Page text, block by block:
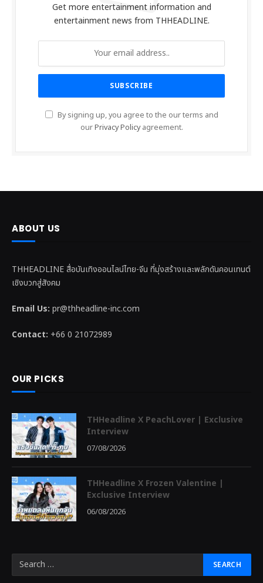
Get more entertainment information and
entertainment news from THHEADLINE.
By signing up, you agree to the our terms and
ourPrivacy Policyagreement.
ABOUT US
THHEADLINE สื่อบันเทิงออนไลน์ไทย-จีน ที่มุ่งสร้างและพลักดันคอนเทนต์
เชิงบวกสู่สังคม
Email Us: pr@thheadline-inc.com
Contact: +66 0 21072989
OUR PICKS
THHeadline X PeachLover | Exclusive
Interview
07/08/2026
THHeadline X Frozen Valentine |
Exclusive Interview
06/08/2026